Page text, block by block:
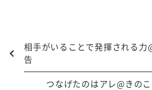
相手がいることで発揮される力
告
つなげたのはアレ@きの